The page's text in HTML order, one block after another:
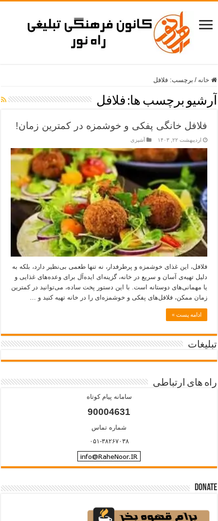
خانه / برچسب:فلافل
آرشیو برچسب ها: فلافل
فلافل خانگی پفکی و خوشمزه در کمترین زمان!
اردیبهشت ۲۲, ۱۴۰۳ آشپزی
فلافل، این غذای خوشمزه و پرطرفدار، نه تنها طعمی بی‌نظیر دارد، بلکه به
دلیل تهیه‌ی آسان و سریع در خانه، گزینه‌ای ایده‌آل برای وعده‌های غذایی و
یا مهمانی‌های دوستانه است. با این دستور پخت ساده، می‌توانید در کمترین
زمان ممکن، فلافل‌های پفکی و خوشمزه‌ای را در خانه تهیه کنید و …
ادامه پست »
تبلیغات
راه های ارتباطی
سامانه پیام کوتاه
90004631
شماره تماس
۰۵۱-۳۸۲۶۷۰۳۸
Donate